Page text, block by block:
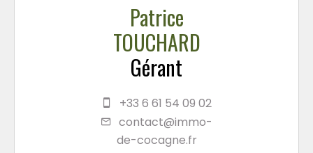
Patrice
TOUCHARD
Gérant
+33 6 61 54 09 02
contact@immo-
de-cocagne.fr